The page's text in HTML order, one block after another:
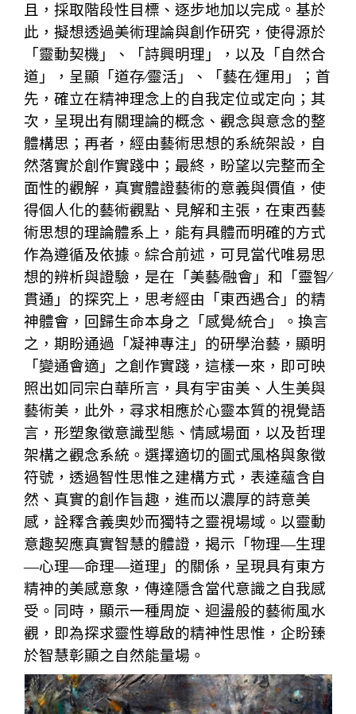
且，採取階段性目標、逐步地加以完成。基於
此，擬想透過美術理論與創作研究，使得源於
「靈動契機」、「詩興明理」，以及「自然合
道」，呈顯「道存∕靈活」、「藝在∕運用」；首
先，確立在精神理念上的自我定位或定向；其
次，呈現出有關理論的概念、觀念與意念的整
體構思；再者，經由藝術思想的系統架設，自
然落實於創作實踐中；最終，盼望以完整而全
面性的觀解，真實體證藝術的意義與價值，使
得個人化的藝術觀點、見解和主張，在東西藝
術思想的理論體系上，能有具體而明確的方式
作為遵循及依據。綜合前述，可見當代唯易思
想的辨析與證驗，是在「美藝∕融會」和「靈智∕
貫通」的探究上，思考經由「東西遇合」的精
神體會，回歸生命本身之「感覺∕統合」。換言
之，期盼通過「凝神專注」的研學治藝，顯明
「變通會適」之創作實踐，這樣一來，即可映
照出如同宗白華所言，具有宇宙美、人生美與
藝術美，此外，尋求相應於心靈本質的視覺語
言，形塑象徵意識型態、情感場面，以及哲理
架構之觀念系統。選擇適切的圖式風格與象徵
符號，透過智性思惟之建構方式，表達蘊含自
然、真實的創作旨趣，進而以濃厚的詩意美
感，詮釋含義奧妙而獨特之靈視場域。以靈動
意趣契應真實智慧的體證，揭示「物理―生理
―心理―命理―道理」的關係，呈現具有東方
精神的美感意象，傳達隱含當代意識之自我感
受。同時，顯示一種周旋、迴盪般的藝術風水
觀，即為探求靈性導啟的精神性思惟，企盼臻
於智慧彰顯之自然能量場。